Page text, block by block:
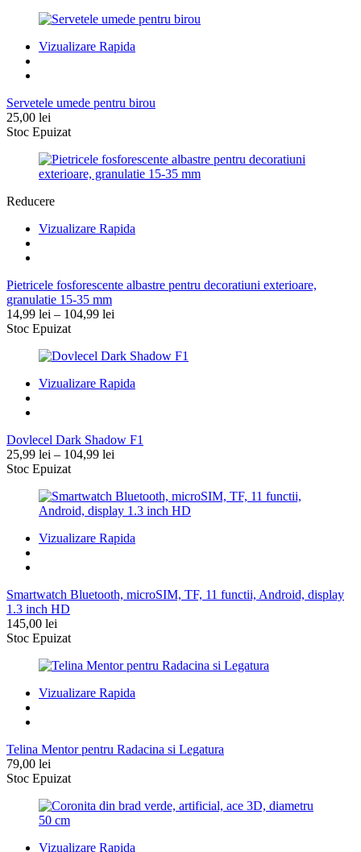
Vizualizare Rapida
Servetele umede pentru birou
25,00 lei
Stoc Epuizat
Reducere
Vizualizare Rapida
Pietricele fosforescente albastre pentru decoratiuni exterioare,
granulatie 15-35 mm
14,99 lei – 104,99 lei
14,99 lei
la
Stoc Epuizat
Vizualizare Rapida
Dovlecel Dark Shadow F1
25,99 lei – 104,99 lei
25,99 lei
până
104,99 lei
Stoc Epuizat
Vizualizare Rapida
Smartwatch Bluetooth, microSIM, TF, 11 functii, Android, display
1.3 inch HD
145,00 lei
Stoc Epuizat
Vizualizare Rapida
Telina Mentor pentru Radacina si Legatura
79,00 lei
Stoc Epuizat
Vizualizare Rapida